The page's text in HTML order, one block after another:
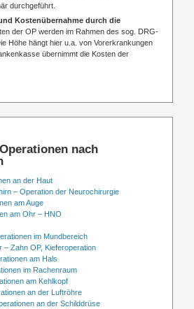
durchgeführt.
Kostenübernahme durch die
der OP werden im Rahmen des sog. DRG-
Höhe hängt hier u.a. von Vorerkrankungen
übernimmt die Kosten der
nach
an der Haut
– Operation der Neurochirurgie
am Auge
am Ohr – HNO
im Mundbereich
– Zahn OP, Kieferoperation
am Hals
im Rachenraum
am Kehlkopf
an der Luftröhre
an der Schilddrüse